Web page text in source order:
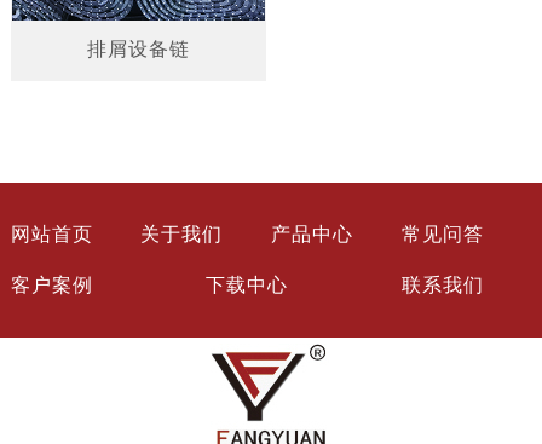
排屑设备链
网站首页 关于我们 产品中心 常见问答
客户案例 下载中心 联系我们